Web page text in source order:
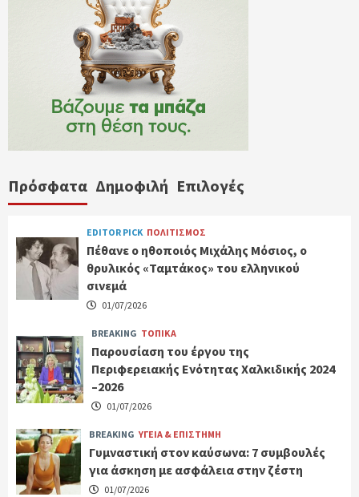
Πρόσφατα Δημοφιλή Επιλογές
EDITOR PICK ΠΟΛΙΤΙΣΜΟΣ
Πέθανε ο ηθοποιός Μιχάλης Μόσιος, ο
θρυλικός «Ταμτάκος» του ελληνικού
σινεμά
01/07/2026
BREAKING ΤΟΠΙΚΑ
Παρουσίαση του έργου της
Περιφερειακής Ενότητας Χαλκιδικής 2024
–2026
01/07/2026
BREAKING ΥΓΕΙΑ & ΕΠΙΣΤΗΜΗ
Γυμναστική στον καύσωνα: 7 συμβουλές
για άσκηση με ασφάλεια στην ζέστη
01/07/2026